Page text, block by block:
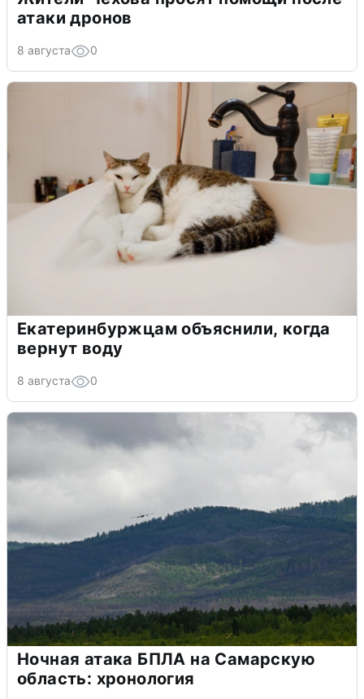
атаки дронов
8 августа 0
Екатеринбуржцам объяснили, когда
вернут воду
8 августа 0
Ночная атака БПЛА на Самарскую
область: хронология